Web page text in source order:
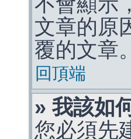
文章的原
覆的文章。
回頂端
» 我該如
您必須先